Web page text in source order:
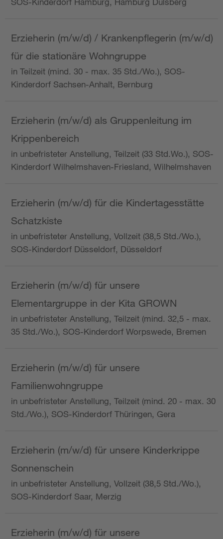
Erzieherin (m/w/d) / Krankenpflegerin (m/w/d)
für die stationäre Wohngruppe
in Teilzeit (mind. 30 - max. 35 Std./Wo.), SOS-
Kinderdorf Sachsen-Anhalt, Bernburg
Erzieherin (m/w/d) als Gruppenleitung im
Krippenbereich
in unbefristeter Anstellung, Teilzeit (33 Std.Wo.), SOS-
Kinderdorf Wilhelmshaven-Friesland, Wilhelmshaven
Erzieherin (m/w/d) für die Kindertagesstätte
Schatzkiste
in unbefristeter Anstellung, Vollzeit (38,5 Std./Wo.),
SOS-Kinderdorf Düsseldorf, Düsseldorf
Erzieherin (m/w/d) für unsere
Elementargruppe in der Kita GROWN
in unbefristeter Anstellung, Teilzeit (mind. 32,5 - max.
35 Std./Wo.), SOS-Kinderdorf Worpswede, Bremen
Erzieherin (m/w/d) für unsere
Familienwohngruppe
in unbefristeter Anstellung, Teilzeit (mind. 20 - max. 30
Std./Wo.), SOS-Kinderdorf Thüringen, Gera
Erzieherin (m/w/d) für unsere Kinderkrippe
Sonnenschein
in unbefristeter Anstellung, Vollzeit (38,5 Std./Wo.),
SOS-Kinderdorf Saar, Merzig
Erzieherin (m/w/d) für unsere